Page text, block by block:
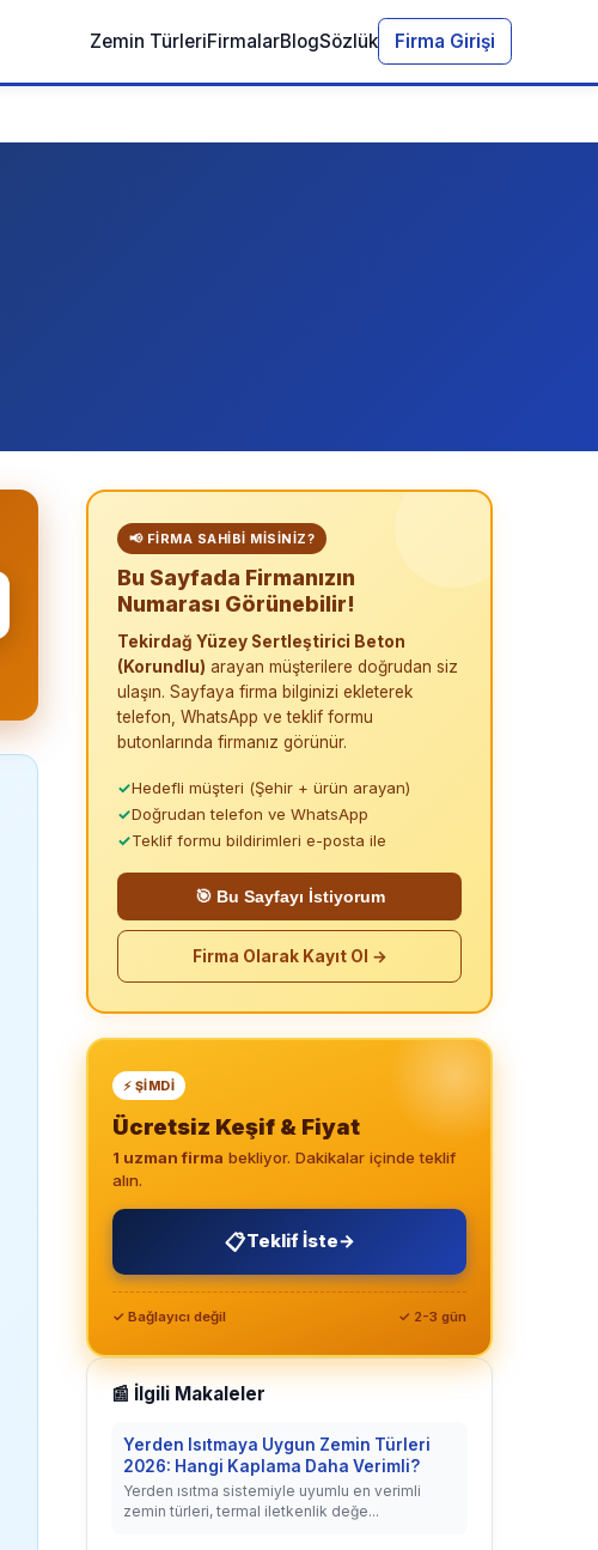
Zemin TürleriFirmalarBlogSözlük Firma Girişi
📢 FIRMA SAHIBI MISINIZ?
Bu Sayfada Firmanızın
Numarası Görünebilir!
Tekirdağ Yüzey Sertleştirici Beton
(Korundlu) arayan müşterilere doğrudan siz
ulaşın. Sayfaya firma bilginizi ekleterek
telefon, WhatsApp ve teklif formu
butonlarında firmanız görünür.
✓Hedefli müşteri (Şehir + ürün arayan)
✓Doğrudan telefon ve WhatsApp
✓Teklif formu bildirimleri e-posta ile
🎯 Bu Sayfayı İstiyorum
Firma Olarak Kayıt Ol →
⚡ ŞIMDI
Ücretsiz Keşif & Fiyat
1 uzman firma bekliyor. Dakikalar içinde teklif
alın.
📋Teklif İste→
✓ Bağlayıcı değil ✓ 2-3 gün
📰 İlgili Makaleler
Yerden Isıtmaya Uygun Zemin Türleri
2026: Hangi Kaplama Daha Verimli?
Yerden ısıtma sistemiyle uyumlu en verimli
zemin türleri, termal iletkenlik değe...